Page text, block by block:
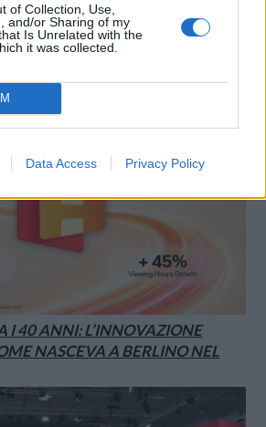
of Collection, Use,
and/or Sharing of my
Is Unrelated with the
it was collected.
Data Access Privacy Policy
E NON SOLO: TECNOGAZZETTA
I 5.000 CANALI A LIVELLO
A 37 PAESI CON IL LANCIO IN
I 40 ANNI: L’INNOVAZIONE
NASCEVA A BERLINO NEL